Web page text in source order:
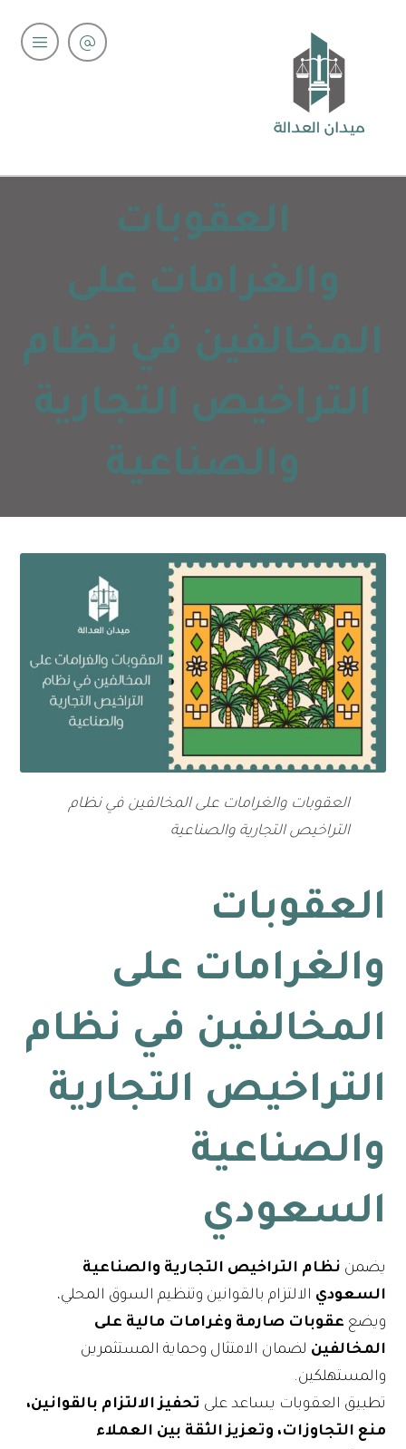
العقوبات
والغرامات على
المخالفين في نظام
التراخيص التجارية
والصناعية
العقوبات والغرامات على المخالفين في نظام
التراخيص التجارية والصناعية
العقوبات
والغرامات على
المخالفين في نظام
التراخيص التجارية
والصناعية
السعودي
يضمن نظام التراخيص التجارية والصناعية
السعودي الالتزام بالقوانين وتنظيم السوق المحلي،
ويضع عقوبات صارمة وغرامات مالية على
المخالفين لضمان الامتثال وحماية المستثمرين
والمستهلكين.
تطبيق العقوبات يساعد على تحفيز الالتزام بالقوانين،
منع التجاوزات، وتعزيز الثقة بين العملاء